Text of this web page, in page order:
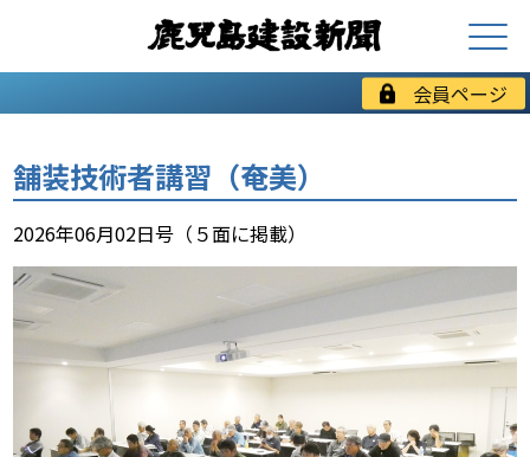
会員ページ
舗装技術者講習（奄美）
2026年06月02日号（５面に掲載）